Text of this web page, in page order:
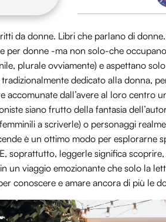
da donne. Libri che parlano di
per donne -ma non solo-che
plurale ovviamente) e aspettano
tradizionalmente dedicato alla donna,
accomunate dall’avere al loro centro
siano frutto della fantasia
a scriverle) o personaggi
è un ottimo modo per esplorarne
soprattutto, leggerle significa
un viaggio emozionante che solo la
conoscere e amare ancora di più le